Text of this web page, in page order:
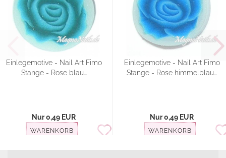
Einlegemotive - Nail Art Fimo
Stange - Rose blau...
Nur 0,49 EUR
WARENKORB
Einlegemotive - Nail Art Fimo
Stange - Rose himmelblau...
Nur 0,49 EUR
WARENKORB